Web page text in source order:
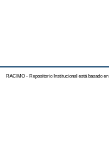
RACIMO - Repositorio Institucional está basado en